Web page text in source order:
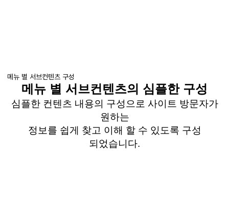
메뉴 별 서브컨텐츠 구성
메뉴 별 서브컨텐츠의 심플한 구성
심플한 컨텐츠 내용의 구성으로 사이트 방문자가
원하는
정보를 쉽게 찾고 이해 할 수 있도록 구성
되었습니다.